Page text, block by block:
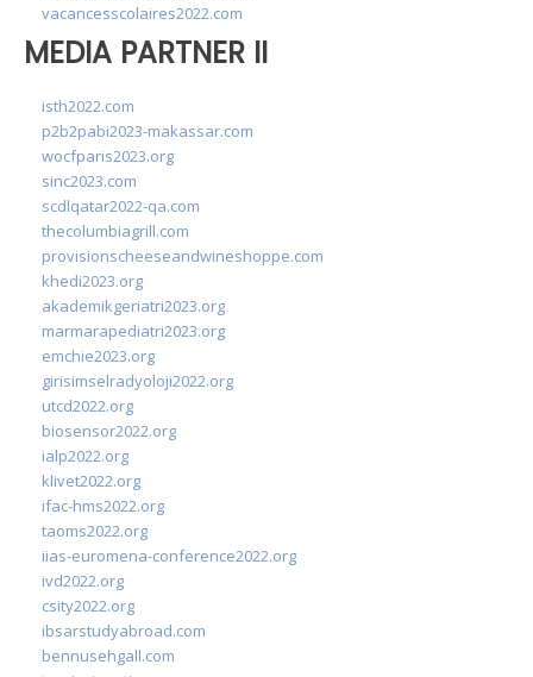
vacancesscolaires2022.com
MEDIA PARTNER II
isth2022.com
p2b2pabi2023-makassar.com
wocfparis2023.org
sinc2023.com
scdlqatar2022-qa.com
thecolumbiagrill.com
provisionscheeseandwineshoppe.com
khedi2023.org
akademikgeriatri2023.org
marmarapediatri2023.org
emchie2023.org
girisimselradyoloji2022.org
utcd2022.org
biosensor2022.org
ialp2022.org
klivet2022.org
ifac-hms2022.org
taoms2022.org
iias-euromena-conference2022.org
ivd2022.org
csity2022.org
ibsarstudyabroad.com
bennusehgall.com